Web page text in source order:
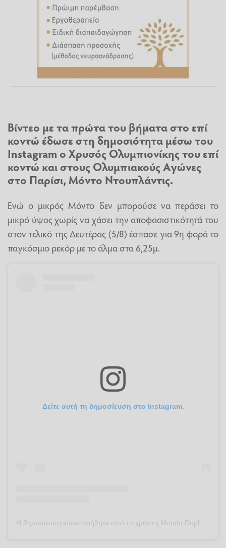
Βίντεο με τα πρώτα του βήματα στο επί
κοντώ έδωσε στη δημοσιότητα μέσω του
Instagram ο Χρυσός Ολυμπιονίκης του επί
κοντώ και στους Ολυμπιακούς Αγώνες
στο Παρίσι, Μόντο Ντουπλάντις.
Ενώ ο μικρός Μόντο δεν μπορούσε να περάσει το
μικρό ύψος χωρίς να χάσει την αποφασιστικότητά του
στον τελικό της Δευτέρας (5/8) έσπασε για 9η φορά το
παγκόσμιο ρεκόρ με το άλμα στα 6,25μ.
Δείτε αυτή τη δημοσίευση στο Instagram.
Η δημοσίευση κοινοποιήθηκε από το χρήστη Mondo Duplantis (@mondo_duplantis)